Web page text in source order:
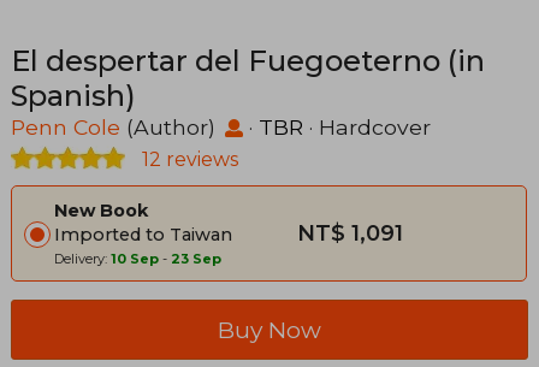
El despertar del Fuegoeterno (in
Spanish)
Penn Cole (Author) · TBR · Hardcover
12 reviews
New Book
Imported to Taiwan
Delivery: 10 Sep - 23 Sep
NT$ 1,091
Buy Now